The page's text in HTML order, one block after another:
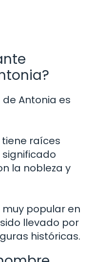
Antonia es
raíces
la nobleza y
popular en
llevado por
históricas.